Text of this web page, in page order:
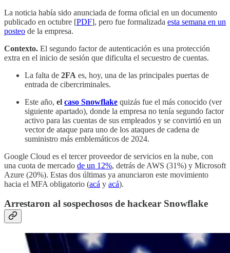
La noticia había sido anunciada de forma oficial en un documento
publicado en octubre [PDF], pero fue formalizada esta semana en un
posteo de la empresa.
Contexto. El segundo factor de autenticación es una protección
extra en el inicio de sesión que dificulta el secuestro de cuentas.
La falta de 2FA es, hoy, una de las principales puertas de
entrada de cibercriminales.
Este año, el caso Snowflake quizás fue el más conocido (ver
siguiente apartado), donde la empresa no tenía segundo factor
activo para las cuentas de sus empleados y se convirtió en un
vector de ataque para uno de los ataques de cadena de
suministro más emblemáticos de 2024.
Google Cloud es el tercer proveedor de servicios en la nube, con
una cuota de mercado de un 12%, detrás de AWS (31%) y Microsoft
Azure (20%). Estas dos últimas ya anunciaron este movimiento
hacia el MFA obligatorio (acá y acá).
Arrestaron al sospechosos de hackear Snowflake